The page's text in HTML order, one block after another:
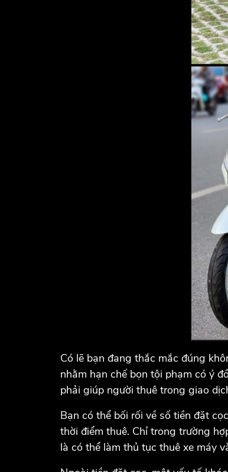
Có lẽ bạn đang thắc mắc đúng
nhằm hạn chế bọn tội phạm có ý
phải giúp người thuê trong giao
Bạn có thể bối rối về số tiền đặt
thời điểm thuê. Chỉ trong trường
là có thể làm thủ tục thuê xe máy